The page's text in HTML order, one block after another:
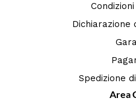
Dichiarazione
Spedizione
Area